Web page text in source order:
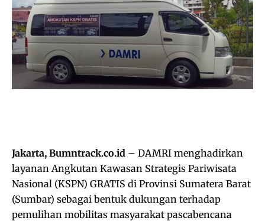
Jakarta, Bumntrack.co.id – DAMRI menghadirkan
layanan Angkutan Kawasan Strategis Pariwisata
Nasional (KSPN) GRATIS di Provinsi Sumatera Barat
(Sumbar) sebagai bentuk dukungan terhadap
pemulihan mobilitas masyarakat pascabencana